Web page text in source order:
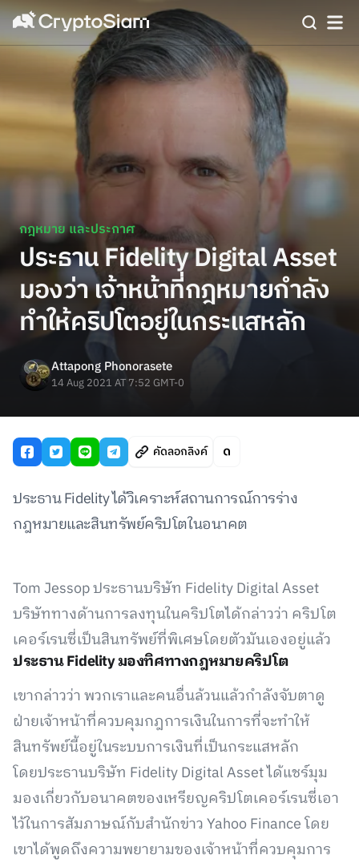
กฎหมาย และประกาศ
ประธาน Fidelity Digital Asset
มองว่า เจ้าหน้าที่กฎหมายกำลัง
ทำให้คริปโตอยู่ในกระแสหลัก
Attapong Phonorasete
14 Aug 2021 AT 7:52 GMT-0
คัดลอกลิงค์
ประธาน Fidelity ได้วิเคราะห์สถานการณ์การร่าง
กฎหมายและสินทรัพย์คริปโตในอนาคต
Tom Jessop ประธานบริษัท Fidelity Digital Asset
บริษัททางด้านการลงทุนในคริปโตได้กล่าวว่า คริปโต
เคอร์เรนซี่เป็นสินทรัพย์ที่พิเศษโดยตัวมันเองอยู่แล้ว
ประธาน Fidelity มองทิศทางกฎหมายคริปโต
เขากล่าวว่า พวกเราและคนอื่นล้วนแล้วกำลังจับตาดู
ฝ่ายเจ้าหน้าที่ควบคุมกฎการเงินในการที่จะทำให้
สินทรัพย์นี้อยู่ในระบบการเงินที่เป็นกระแสหลัก
โดยประธานบริษัท Fidelity Digital Asset ได้แชร์มุม
มองเกี่ยวกับอนาคตของเหรียญคริปโตเคอร์เรนซี่เอา
ไว้ในการสัมภาษณ์กับสำนักข่าว Yahoo Finance โดย
เขาได้พูดถึงความพยายามของเจ้าหน้าที่ควบคุมการ